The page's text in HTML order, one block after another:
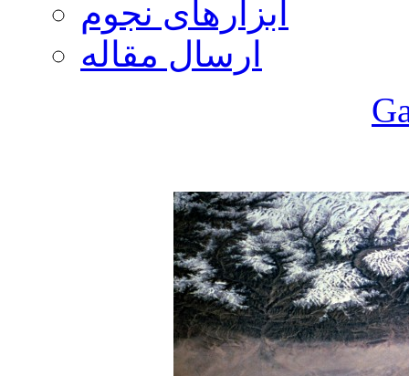
ابزارهای نجوم
ارسال مقاله